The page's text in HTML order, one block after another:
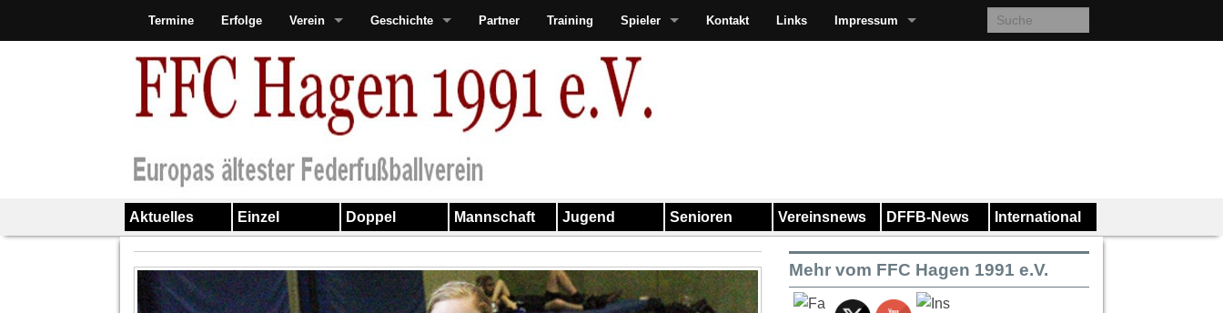
Termine Erfolge Verein Geschichte Partner Training Spieler Kontakt Links Impressum
Aktuelles Einzel Doppel Mannschaft Jugend Senioren Vereinsnews DFFB-News International
Mehr vom FFC Hagen 1991 e.V.